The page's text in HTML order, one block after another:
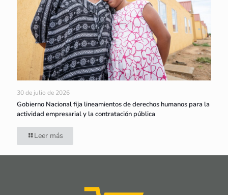
30 de julio de 2026
Gobierno Nacional fija lineamientos de derechos humanos para la
actividad empresarial y la contratación pública
Leer más